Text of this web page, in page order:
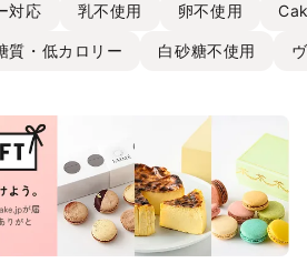
対応 乳不使用 卵不使用
質・低カロリー 白砂糖不使用